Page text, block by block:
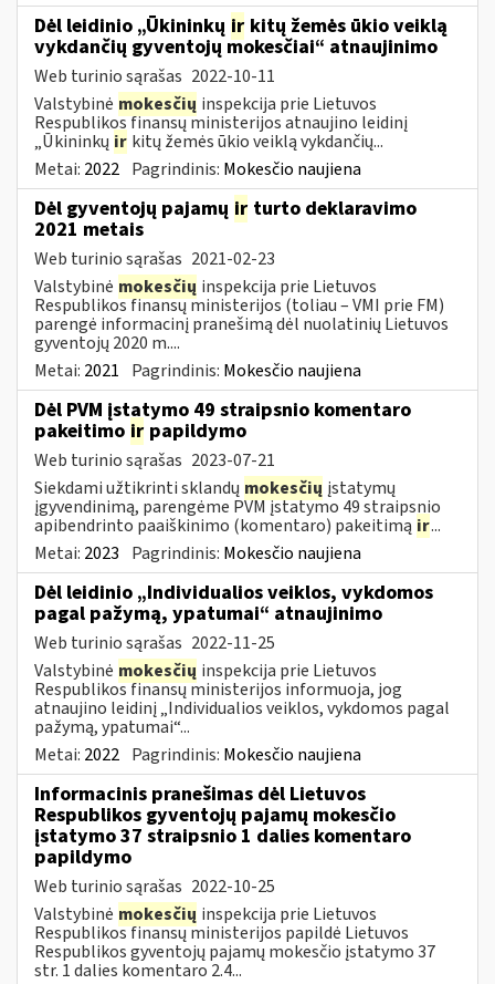
Dėl leidinio „Ūkininkų ir kitų žemės ūkio veiklą
vykdančių gyventojų mokesčiai“ atnaujinimo
Web turinio sąrašas 2022-10-11
Valstybinė mokesčių inspekcija prie Lietuvos
Respublikos finansų ministerijos atnaujino leidinį
„Ūkininkų ir kitų žemės ūkio veiklą vykdančių...
Metai: 2022 Pagrindinis: Mokesčio naujiena
Dėl gyventojų pajamų ir turto deklaravimo
2021 metais
Web turinio sąrašas 2021-02-23
Valstybinė mokesčių inspekcija prie Lietuvos
Respublikos finansų ministerijos (toliau – VMI prie FM)
parengė informacinį pranešimą dėl nuolatinių Lietuvos
gyventojų 2020 m....
Metai: 2021 Pagrindinis: Mokesčio naujiena
Dėl PVM įstatymo 49 straipsnio komentaro
pakeitimo ir papildymo
Web turinio sąrašas 2023-07-21
Siekdami užtikrinti sklandų mokesčių įstatymų
įgyvendinimą, parengėme PVM įstatymo 49 straipsnio
apibendrinto paaiškinimo (komentaro) pakeitimą ir...
Metai: 2023 Pagrindinis: Mokesčio naujiena
Dėl leidinio „Individualios veiklos, vykdomos
pagal pažymą, ypatumai“ atnaujinimo
Web turinio sąrašas 2022-11-25
Valstybinė mokesčių inspekcija prie Lietuvos
Respublikos finansų ministerijos informuoja, jog
atnaujino leidinį „Individualios veiklos, vykdomos pagal
pažymą, ypatumai“...
Metai: 2022 Pagrindinis: Mokesčio naujiena
Informacinis pranešimas dėl Lietuvos
Respublikos gyventojų pajamų mokesčio
įstatymo 37 straipsnio 1 dalies komentaro
papildymo
Web turinio sąrašas 2022-10-25
Valstybinė mokesčių inspekcija prie Lietuvos
Respublikos finansų ministerijos papildė Lietuvos
Respublikos gyventojų pajamų mokesčio įstatymo 37
str. 1 dalies komentaro 2.4...